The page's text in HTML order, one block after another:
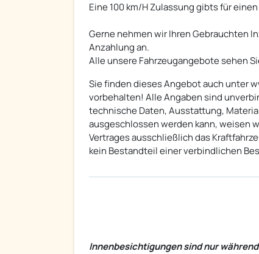
Eine 100 km/H Zulassung gibts für
Gerne nehmen wir Ihren Gebrauchten
Anzahlung an.
Alle unsere Fahrzeugangebote sehen
Sie finden dieses Angebot auch unter
vorbehalten! Alle Angaben sind
technische Daten, Ausstattung,
ausgeschlossen werden kann, weisen
Vertrages ausschließlich das
kein Bestandteil einer verbindlichen
Innenbesichtigungen sind nur